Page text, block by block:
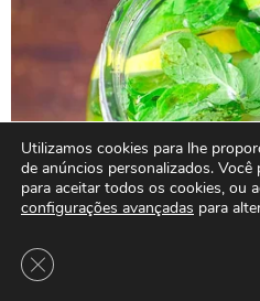
Utilizamos cookies para lhe
de anúncios personalizados.
para aceitar todos os cookies, ou
configurações avançadas para
Close GDPR Cookie Banner